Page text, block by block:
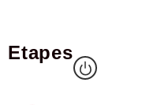
Etapes